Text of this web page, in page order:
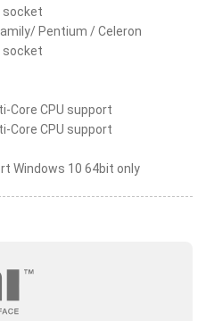
socket
Pentium / Celeron
socket
Core CPU support
Core CPU support
Windows 10 64bit only